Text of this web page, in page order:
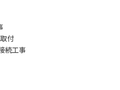
付
続工事